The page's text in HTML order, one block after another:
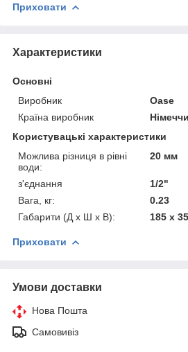
Приховати
Характеристики
Основні
Виробник
Oase
Країна виробник
Користувацькі характеристики
Можлива різниця в рівні
води:
20 мм
з'єднання
1/2"
Вага, кг:
0.23
Габарити (Д х Ш х В):
185 x
Приховати
Умови доставки
Нова Пошта
Самовивіз